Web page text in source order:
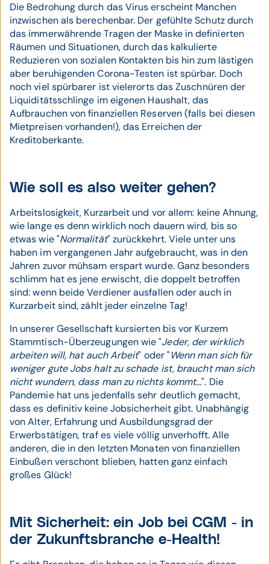
Die Bedrohung durch das Virus erscheint Manchen
inzwischen als berechenbar. Der gefühlte Schutz durch
das immerwährende Tragen der Maske in definierten
Räumen und Situationen, durch das kalkulierte
Reduzieren von sozialen Kontakten bis hin zum lästigen
aber beruhigenden Corona-Testen ist spürbar. Doch
noch viel spürbarer ist vielerorts das Zuschnüren der
Liquiditätsschlinge im eigenen Haushalt, das
Aufbrauchen von finanziellen Reserven (falls bei diesen
Mietpreisen vorhanden!), das Erreichen der
Kreditoberkante.
Wie soll es also weiter gehen?
Arbeitslosigkeit, Kurzarbeit und vor allem: keine Ahnung,
wie lange es denn wirklich noch dauern wird, bis so
etwas wie "Normalität" zurückkehrt. Viele unter uns
haben im vergangenen Jahr aufgebraucht, was in den
Jahren zuvor mühsam erspart wurde. Ganz besonders
schlimm hat es jene erwischt, die doppelt betroffen
sind: wenn beide Verdiener ausfallen oder auch in
Kurzarbeit sind, zählt jeder einzelne Tag!
In unserer Gesellschaft kursierten bis vor Kurzem
Stammtisch-Überzeugungen wie "Jeder, der wirklich
arbeiten will, hat auch Arbeit" oder "Wenn man sich für
weniger gute Jobs halt zu schade ist, braucht man sich
nicht wundern, dass man zu nichts kommt...". Die
Pandemie hat uns jedenfalls sehr deutlich gemacht,
dass es definitiv keine Jobsicherheit gibt. Unabhängig
von Alter, Erfahrung und Ausbildungsgrad der
Erwerbstätigen, traf es viele völlig unverhofft. Alle
anderen, die in den letzten Monaten von finanziellen
Einbußen verschont blieben, hatten ganz einfach
großes Glück!
Mit Sicherheit: ein Job bei CGM - in
der Zukunftsbranche e-Health!